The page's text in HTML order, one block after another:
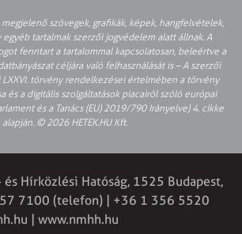
szövegek, grafikák, képek, hangfelvételek,
egyéb tartalmak szerzői jogvédelem alatt állnak. A
fenntart a tartalommal kapcsolatosan, beleértve a
céljára való felhasználását is – A szerzői
törvény rendelkezései értelmében a törvény
és a digitális szolgáltatások piacairól szóló európai
és a Tanács (EU) 2019/790 Irányelve) 4. cikke
alapján. © 2026 HETEK.HU Kft.
Hírközlési Hatóság, 1525 Budapest,
7100 (telefon) | +36 1 356 5520
| www.nmhh.hu